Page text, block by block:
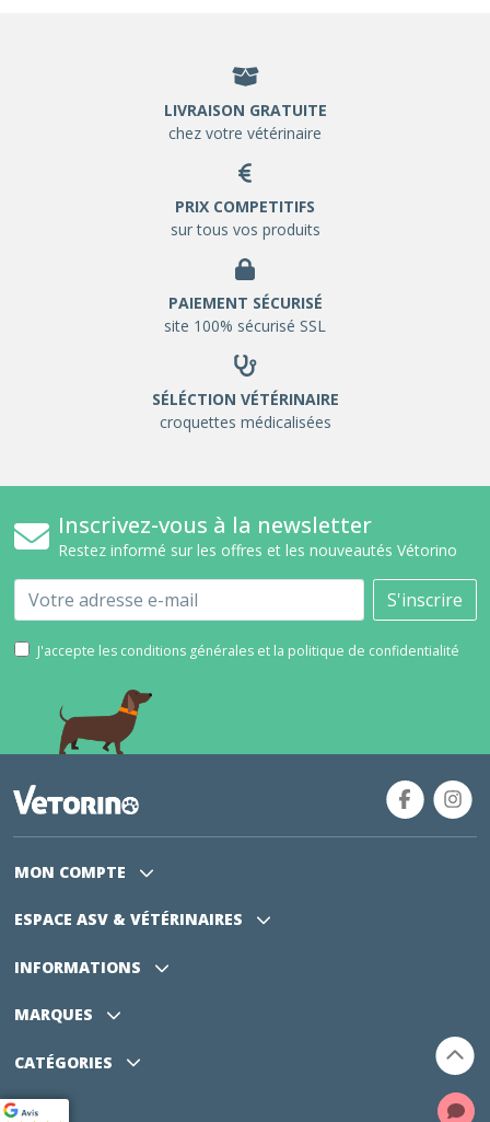
LIVRAISON GRATUITE
chez votre vétérinaire
PRIX COMPETITIFS
sur tous vos produits
PAIEMENT SÉCURISÉ
site 100% sécurisé SSL
SÉLÉCTION VÉTÉRINAIRE
croquettes médicalisées
Inscrivez-vous à la newsletter
Restez informé sur les offres et les nouveautés Vétorino
Email S'inscrire
J'accepte les conditions générales et la politique de confidentialité
MON COMPTE
ESPACE ASV & VÉTÉRINAIRES
INFORMATIONS
MARQUES
CATÉGORIES